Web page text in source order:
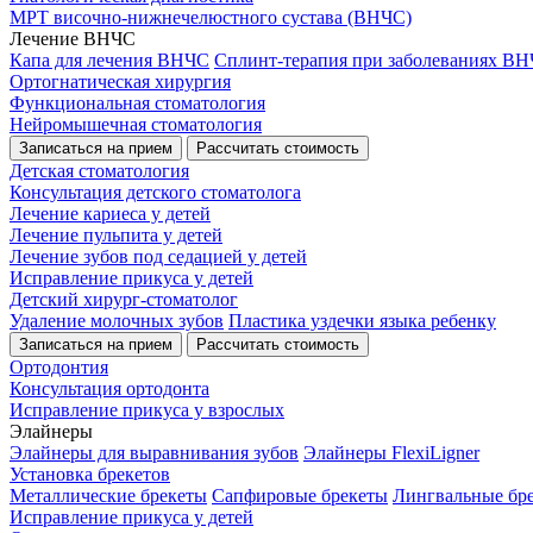
МРТ височно-нижнечелюстного сустава (ВНЧС)
Лечение ВНЧС
Капа для лечения ВНЧС Сплинт-терапия при заболеваниях
Ортогнатическая хирургия
Функциональная стоматология
Нейромышечная стоматология
Записаться на прием Рассчитать стоимость
Детская стоматология
Консультация детского стоматолога
Лечение кариеса у детей
Лечение пульпита у детей
Лечение зубов под седацией у детей
Исправление прикуса у детей
Детский хирург-стоматолог
Удаление молочных зубов Пластика уздечки языка ребенку
Записаться на прием Рассчитать стоимость
Ортодонтия
Консультация ортодонта
Исправление прикуса у взрослых
Элайнеры
Элайнеры для выравнивания зубов Элайнеры FlexiLigner
Установка брекетов
Металлические брекеты Сапфировые брекеты Лингвальные
Исправление прикуса у детей